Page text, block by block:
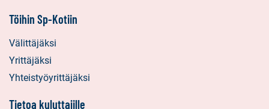
Töihin Sp-Kotiin
Välittäjäksi
Yrittäjäksi
Yhteistyöyrittäjäksi
Tietoa kuluttajille